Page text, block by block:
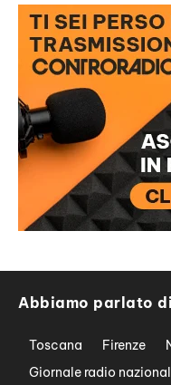
Abbiamo parlato di
Toscana Firenze
Giornale radio